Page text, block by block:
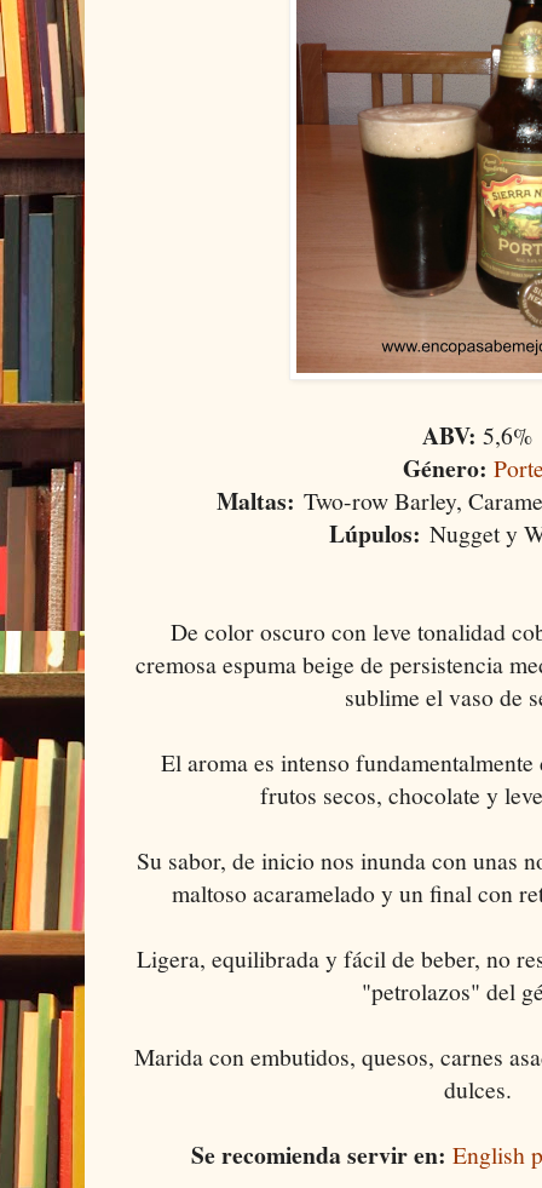
ABV: 5,6%
Género:
Maltas: Two-row Barley,
Lúpulos: Nugget y
De color oscuro con leve tonalidad
cremosa espuma beige de persistencia
sublime el vaso de
El aroma es intenso
frutos secos, chocolate y
Su sabor, de inicio nos inunda con unas
maltoso acaramelado y un final con
Ligera, equilibrada y fácil de beber, no
"petrolazos" del
Marida con embutidos, quesos, carnes
dulces.
Se recomienda servir en: English